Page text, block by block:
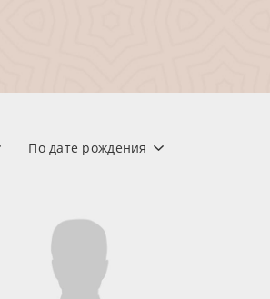
По дате рождения